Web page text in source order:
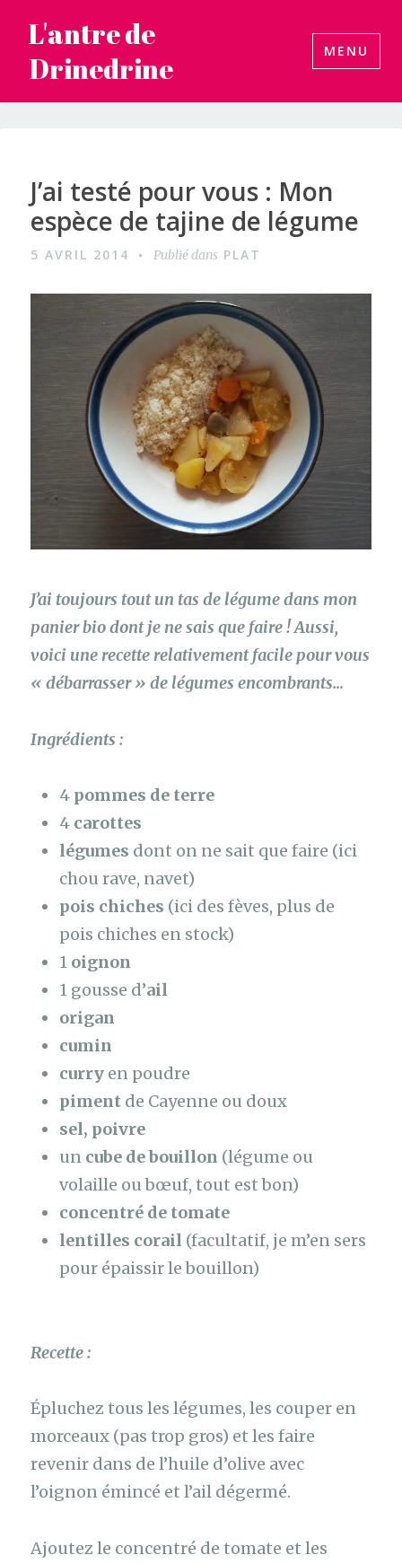
contenu
L'antre de
Drinedrine
MENU
J’ai testé pour vous : Mon
espèce de tajine de légume
5 AVRIL 2014 Publié dans PLAT
J’ai toujours tout un tas de légume dans mon
panier bio dont je ne sais que faire ! Aussi,
voici une recette relativement facile pour vous
« débarrasser » de légumes encombrants…
Ingrédients :
4pommes de terre
4carottes
légumes dont on ne sait que faire (ici
chou rave, navet)
pois chiches (ici des fèves, plus de
pois chiches en stock)
1 oignon
1 gousse d’ail
origan
cumin
curry en poudre
piment de Cayenne ou doux
sel, poivre
uncube de bouillon (légume ou
volaille ou bœuf, tout est bon)
concentré de tomate
lentilles corail (facultatif, je m’en sers
pour épaissir le bouillon)
Recette :
Épluchez tous les légumes, les couper en
morceaux (pas trop gros) et les faire
revenir dans de l’huile d’olive avec
l’oignon émincé et l’ail dégermé.
Ajoutez le concentré de tomate et les